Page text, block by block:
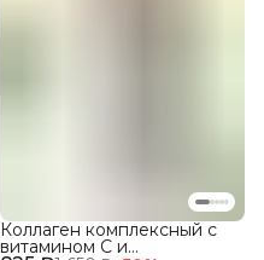
Коллаген комплексный с
витамином C и